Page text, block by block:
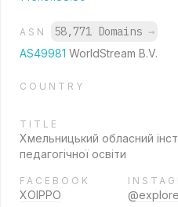
ASN 58,771 Domains →
AS49981 WorldStream B.V.
COUNTRY
TITLE
Хмельницький обласний
педагогічної освіти
FACEBOOK
XOIPPO @explore